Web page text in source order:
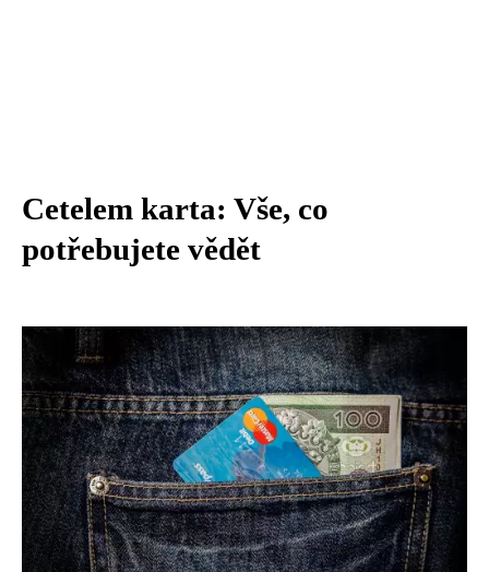
Cetelem karta: Vše, co
potřebujete vědět